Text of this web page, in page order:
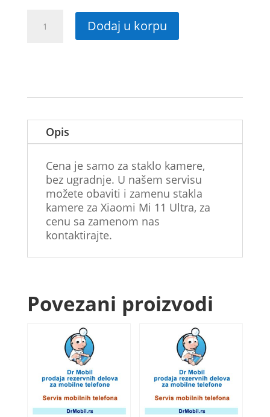
kamere
Ultra
Dodaj u korpu
Opis
Cena je samo za staklo kamere,
bez ugradnje. U našem servisu
možete obaviti i zamenu stakla
kamere za Xiaomi Mi 11 Ultra, za
cenu sa zamenom nas
kontaktirajte.
Povezani proizvodi